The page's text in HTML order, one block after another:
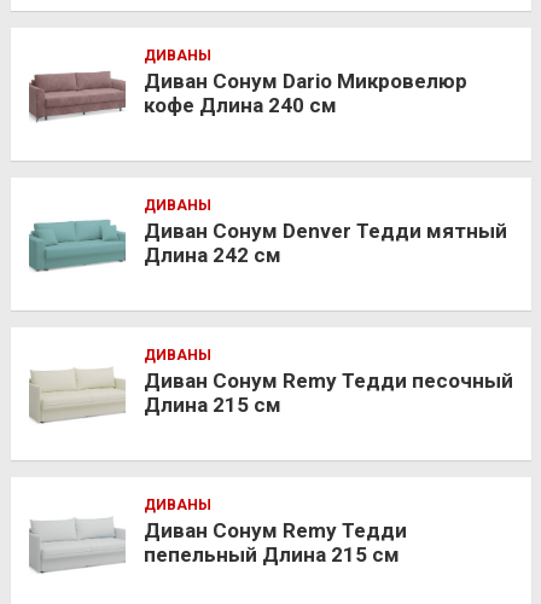
ДИВАНЫ
Диван Сонум Dario Микровелюр
кофе Длина 240 см
ДИВАНЫ
Диван Сонум Denver Тедди мятный
Длина 242 см
ДИВАНЫ
Диван Сонум Remy Тедди песочный
Длина 215 см
ДИВАНЫ
Диван Сонум Remy Тедди
пепельный Длина 215 см